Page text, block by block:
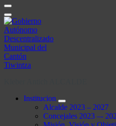
Institucion
Alcalde 2023 – 2027
Concejales 2023 –-